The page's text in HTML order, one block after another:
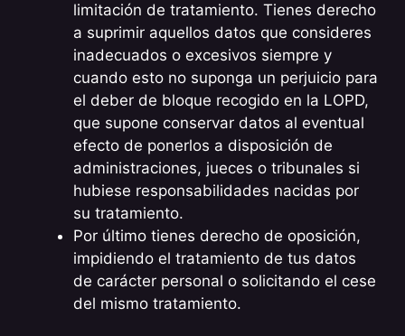
limitación de tratamiento. Tienes derecho
a suprimir aquellos datos que consideres
inadecuados o excesivos siempre y
cuando esto no suponga un perjuicio para
el deber de bloque recogido en la LOPD,
que supone conservar datos al eventual
efecto de ponerlos a disposición de
administraciones, jueces o tribunales si
hubiese responsabilidades nacidas por
su tratamiento.
Por último tienes derecho de oposición,
impidiendo el tratamiento de tus datos
de carácter personal o solicitando el cese
del mismo tratamiento.